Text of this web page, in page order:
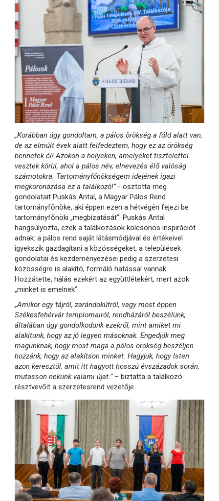
„Korábban úgy gondoltam, a pálos örökség a föld alatt van,
de az elmúlt évek alatt felfedeztem, hogy ez az örökség
bennetek él! Azokon a helyeken, amelyeket tisztelettel
vesztek körül, ahol a pálos név, elnevezés élő valóság
számotokra. Tartományfőnökségem idejének igazi
megkoronázása ez a találkozó!”- osztotta meg
gondolatait Puskás Antal, a Magyar Pálos Rend
tartományfőnöke, aki éppen ezen a hétvégén fejezi be
tartományfőnöki „megbízatását”. Puskás Antal
hangsúlyozta, ezek a találkozások kölcsönös inspirációt
adnak: a pálos rend saját látásmódjával és értékeivel
igyekszik gazdagítani a közösségeket, a települések
gondolatai és kezdeményezései pedig a szerzetesi
közösségre is alakító, formáló hatással vannak.
Hozzátette, hálás ezekért az együttlétekért, mert azok
„minket is emelnek”.
„Amikor egy tájról, zarándokútról, vagy most éppen
Székesfehérvár templomairól, rendházáról beszélünk,
általában úgy gondolkodunk ezekről, mint amiket mi
alakítunk, hogy az jó legyen másoknak. Engedjük meg
magunknak, hogy most maga a pálos örökség beszéljen
hozzánk, hogy az alakítson minket. Hagyjuk, hogy Isten
azon keresztül, amit itt hagyott hosszú évszázadok során,
mutasson nekünk valami újat.”– biztatta a találkozó
résztvevőit a szerzetesrend vezetője.